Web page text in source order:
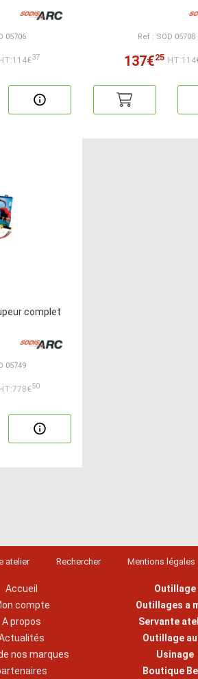
05706
HT:114€37
Ref : SOD 05708
137€25
complet
05749
HT:778€50
atelier Rechercher Mentions légales
Accueil
compte
A propos
nos marques
Outillage
Outillages a
Servante
Outillage
Usinage
Boutique